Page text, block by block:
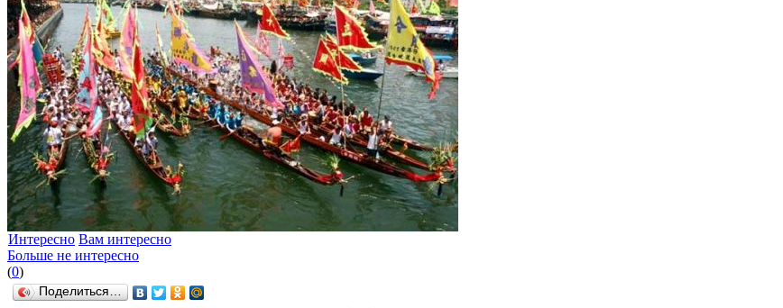
Интересно Вам интересно
Больше не интересно
(0)
Поделиться…